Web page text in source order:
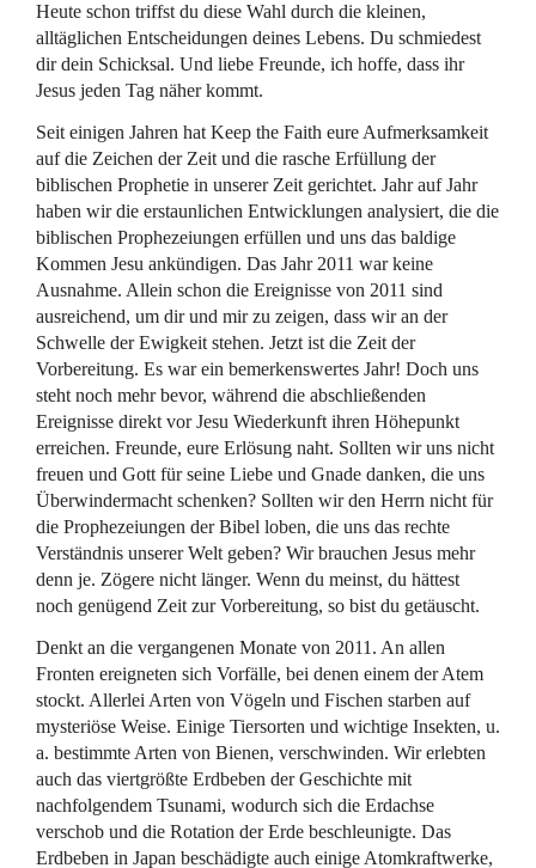
Heute schon triffst du diese Wahl durch die kleinen,
alltäglichen Entscheidungen deines Lebens. Du schmiedest
dir dein Schicksal. Und liebe Freunde, ich hoffe, dass ihr
Jesus jeden Tag näher kommt.
Seit einigen Jahren hat Keep the Faith eure Aufmerksamkeit
auf die Zeichen der Zeit und die rasche Erfüllung der
biblischen Prophetie in unserer Zeit gerichtet. Jahr auf Jahr
haben wir die erstaunlichen Entwicklungen analysiert, die die
biblischen Prophezeiungen erfüllen und uns das baldige
Kommen Jesu ankündigen. Das Jahr 2011 war keine
Ausnahme. Allein schon die Ereignisse von 2011 sind
ausreichend, um dir und mir zu zeigen, dass wir an der
Schwelle der Ewigkeit stehen. Jetzt ist die Zeit der
Vorbereitung. Es war ein bemerkenswertes Jahr! Doch uns
steht noch mehr bevor, während die abschließenden
Ereignisse direkt vor Jesu Wiederkunft ihren Höhepunkt
erreichen. Freunde, eure Erlösung naht. Sollten wir uns nicht
freuen und Gott für seine Liebe und Gnade danken, die uns
Überwindermacht schenken? Sollten wir den Herrn nicht für
die Prophezeiungen der Bibel loben, die uns das rechte
Verständnis unserer Welt geben? Wir brauchen Jesus mehr
denn je. Zögere nicht länger. Wenn du meinst, du hättest
noch genügend Zeit zur Vorbereitung, so bist du getäuscht.
Denkt an die vergangenen Monate von 2011. An allen
Fronten ereigneten sich Vorfälle, bei denen einem der Atem
stockt. Allerlei Arten von Vögeln und Fischen starben auf
mysteriöse Weise. Einige Tiersorten und wichtige Insekten, u.
a. bestimmte Arten von Bienen, verschwinden. Wir erlebten
auch das viertgrößte Erdbeben der Geschichte mit
nachfolgendem Tsunami, wodurch sich die Erdachse
verschob und die Rotation der Erde beschleunigte. Das
Erdbeben in Japan beschädigte auch einige Atomkraftwerke,